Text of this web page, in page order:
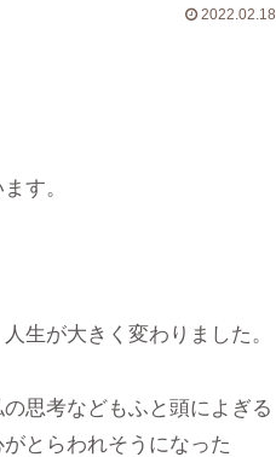
2022.02.18
す。
生が大きく変わりました。
思考などもふと頭によぎる
とらわれそうになった